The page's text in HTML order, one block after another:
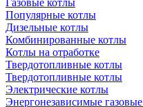
Газовые котлы
Популярные котлы
Дизельные котлы
Комбинированные котлы
Котлы на отработке
Твердотопливные котлы
Твердотопливные котлы
Электрические котлы
Энергонезависимые